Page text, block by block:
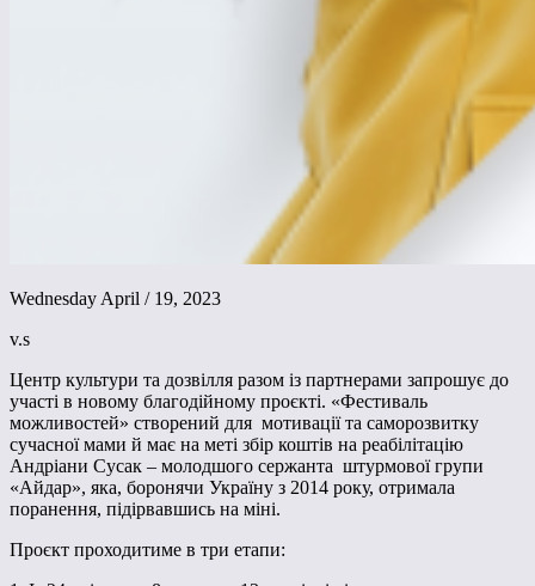
Wednesday April / 19, 2023
v.s
Центр культури та дозвілля разом із партнерами запрошує до
участі в новому благодійному проєкті. «Фестиваль
можливостей» створений для мотивації та саморозвитку
сучасної мами й має на меті збір коштів на реабілітацію
Андріани Сусак – молодшого сержанта штурмової групи
«Айдар», яка, боронячи Україну з 2014 року, отримала
поранення, підірвавшись на міні.
Проєкт проходитиме в три етапи: